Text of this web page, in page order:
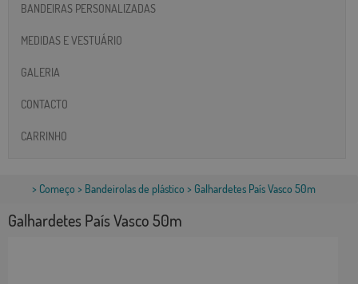
BANDEIRAS PERSONALIZADAS
MEDIDAS E VESTUÁRIO
GALERIA
CONTACTO
CARRINHO
> Começo > Bandeirolas de plástico > Galhardetes País Vasco 50m
Galhardetes País Vasco 50m